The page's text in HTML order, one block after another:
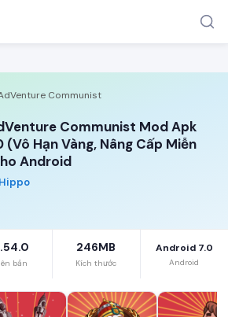
offline
Communist
Communist Mod Apk
(Vô Hạn Vàng, Nâng Cấp Miễn
Android
bản
246MB
Kích thước
Android 7.0
Android